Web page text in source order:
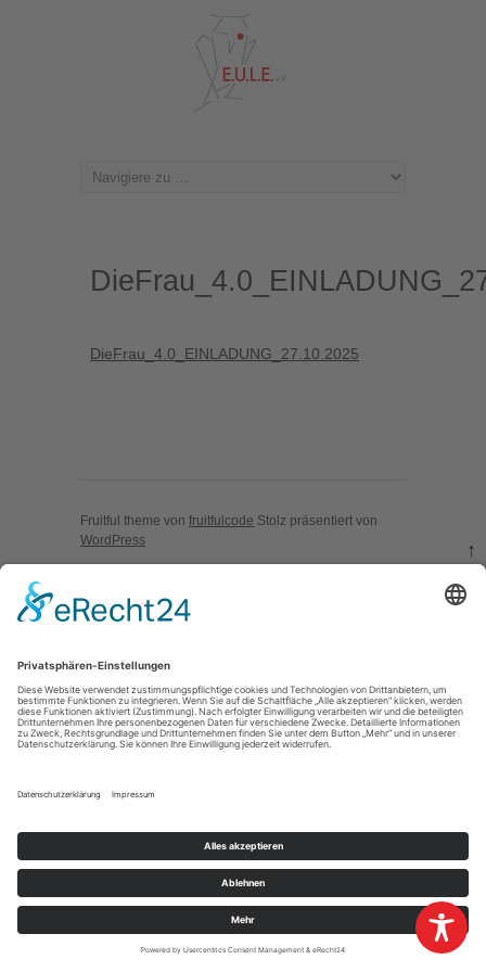
DieFrau_4.0_EINLADUNG_27.10.2025
Fruitful theme von fruitfulcode Stolz präsentiert von
WordPress
↑